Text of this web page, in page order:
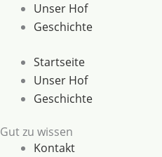
Unser Hof
Geschichte
Startseite
Unser Hof
Geschichte
Gut zu wissen
Kontakt